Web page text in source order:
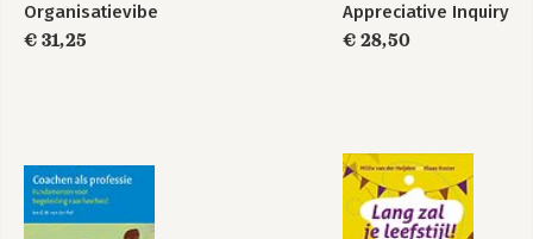
Organisatievibe
€ 31,25
Appreciative Inquiry
€ 28,50